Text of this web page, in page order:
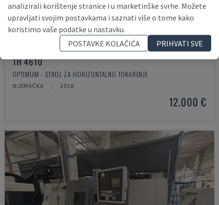
TH 4610
OPTIMUM - STROJ ZA HORIZONTALNO TOKARENJE
NJEMAČKA 2018
12.000 €
analizirali korištenje stranice i u marketinške svrhe. Možete
upravljati svojim postavkama i saznati više o tome kako
koristimo vaše podatke u nastavku.
POSTAVKE KOLAČIĆA
PRIHVATI SVE